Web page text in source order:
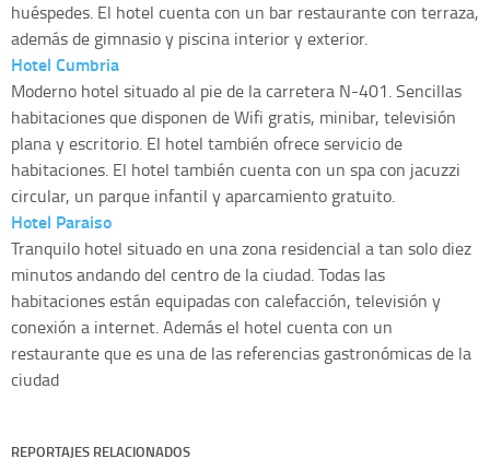
huéspedes. El hotel cuenta con un bar restaurante con terraza,
además de gimnasio y piscina interior y exterior.
Hotel Cumbria
Moderno hotel situado al pie de la carretera N-401. Sencillas
habitaciones que disponen de Wifi gratis, minibar, televisión
plana y escritorio. El hotel también ofrece servicio de
habitaciones. El hotel también cuenta con un spa con jacuzzi
circular, un parque infantil y aparcamiento gratuito.
Hotel Paraiso
Tranquilo hotel situado en una zona residencial a tan solo diez
minutos andando del centro de la ciudad. Todas las
habitaciones están equipadas con calefacción, televisión y
conexión a internet. Además el hotel cuenta con un
restaurante que es una de las referencias gastronómicas de la
ciudad
REPORTAJES RELACIONADOS